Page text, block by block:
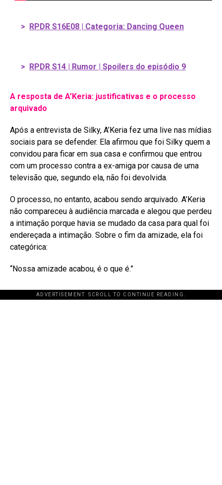
> RPDR S16E08 | Categoria: Dancing Queen
> RPDR S14 | Rumor | Spoilers do episódio 9
A resposta de A’Keria: justificativas e o processo
arquivado
Após a entrevista de Silky, A’Keria fez uma live nas mídias
sociais para se defender. Ela afirmou que foi Silky quem a
convidou para ficar em sua casa e confirmou que entrou
com um processo contra a ex-amiga por causa de uma
televisão que, segundo ela, não foi devolvida.
O processo, no entanto, acabou sendo arquivado. A’Keria
não compareceu à audiência marcada e alegou que perdeu
a intimação porque havia se mudado da casa para qual foi
endereçada a intimação. Sobre o fim da amizade, ela foi
categórica:
“Nossa amizade acabou, é o que é.”
ADVERTISEMENT. SCROLL TO CONTINUE READING.